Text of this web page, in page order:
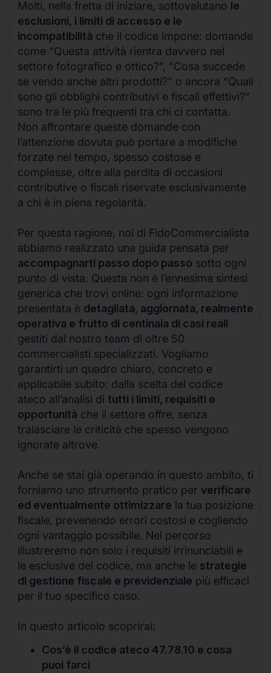
Molti, nella fretta di iniziare, sottovalutano le
esclusioni, i limiti di accesso e le
incompatibilità che il codice impone: domande
come “Questa attività rientra davvero nel
settore fotografico e ottico?”, “Cosa succede
se vendo anche altri prodotti?” o ancora “Quali
sono gli obblighi contributivi e fiscali effettivi?”
sono tra le più frequenti tra chi ci contatta.
Non affrontare queste domande con
l’attenzione dovuta può portare a modifiche
forzate nel tempo, spesso costose e
complesse, oltre alla perdita di occasioni
contributive o fiscali riservate esclusivamente
a chi è in piena regolarità.
Per questa ragione, noi di FidoCommercialista
abbiamo realizzato una guida pensata per
accompagnarti passo dopo passo sotto ogni
punto di vista. Questa non è l’ennesima sintesi
generica che trovi online: ogni informazione
presentata è detagliata, aggiornata, realmente
operativa e frutto di centinaia di casi reali
gestiti dal nostro team di oltre 50
commercialisti specializzati. Vogliamo
garantirti un quadro chiaro, concreto e
applicabile subito: dalla scelta del codice
ateco all’analisi di tutti i limiti, requisiti e
opportunità che il settore offre, senza
tralasciare le criticità che spesso vengono
ignorate altrove.
Anche se stai già operando in questo ambito, ti
forniamo uno strumento pratico per verificare
ed eventualmente ottimizzare la tua posizione
fiscale, prevenendo errori costosi e cogliendo
ogni vantaggio possibile. Nel percorso
illustreremo non solo i requisiti irrinunciabili e
le esclusive del codice, ma anche le strategie
di gestione fiscale e previdenziale più efficaci
per il tuo specifico caso.
In questo articolo scoprirai:
Cos’è il codice ateco 47.78.10 e cosa
puoi farci